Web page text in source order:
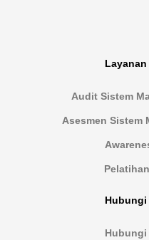
Layanan
Audit Sistem
Asesmen Sistem
Hubungi
Hubungi